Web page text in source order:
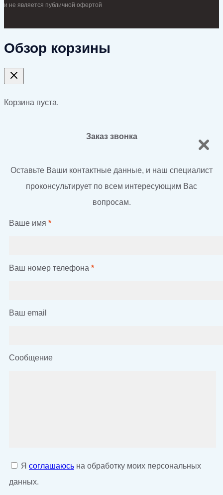
и не является публичной офертой
Обзор корзины
Корзина пуста.
Заказ звонка
Оставьте Ваши контактные данные, и наш специалист
проконсультирует по всем интересующим Вас
вопросам.
Ваше имя *
Ваш номер телефона *
Ваш email
Сообщение
Я соглашаюсь на обработку моих персональных
данных.